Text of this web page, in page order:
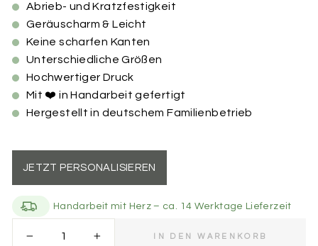
Abrieb- und Kratzfestigkeit
Geräuscharm & Leicht
Keine scharfen Kanten
Unterschiedliche Größen
Hochwertiger Druck
Mit ❤️ in Handarbeit gefertigt
Hergestellt in deutschem Familienbetrieb
JETZT PERSONALISIEREN
Handarbeit mit Herz – ca. 14 Werktage Lieferzeit
IN DEN WARENKORB